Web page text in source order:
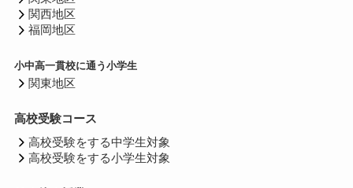
関西地区
福岡地区
小中高一貫校に通う小学生
関東地区
高校受験コース
高校受験をする中学生対象
高校受験をする小学生対象